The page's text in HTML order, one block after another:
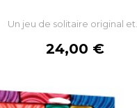
Un jeu de solitaire original et...
Prix
24,00 €